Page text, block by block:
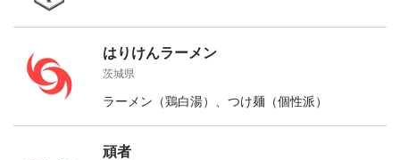
はりけんラーメン
茨城県
ラーメン（鶏白湯）、つけ麺（個性派）
頑者